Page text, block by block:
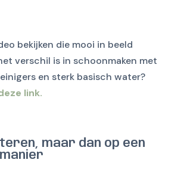
bekijken die mooi in beeld
verschil is in schoonmaken met
en sterk basisch water?
link.
maar dan op een